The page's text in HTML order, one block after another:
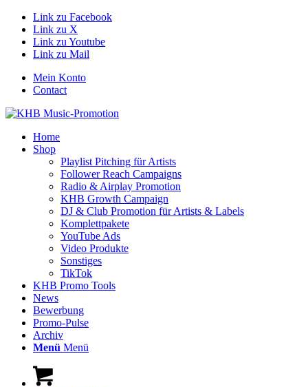
Link zu Facebook
Link zu X
Link zu Youtube
Link zu Mail
Mein Konto
Contact
Home
Shop
Playlist Pitching für Artists
Follower Reach Campaigns
Radio & Airplay Promotion
KHB Growth Campaign
DJ & Club Promotion für Artists & Labels
Komplettpakete
YouTube Ads
Video Produkte
Sonstiges
TikTok
KHB Promo Tools
News
Bewerbung
Promo-Pulse
Archiv
Menü Menü